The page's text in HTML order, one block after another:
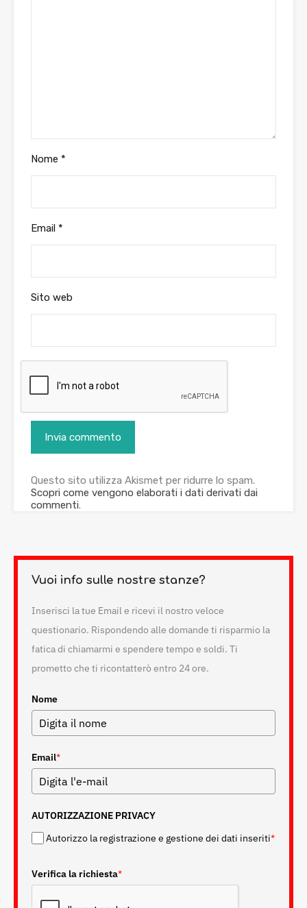
Nome *
Email *
Sito web
Questo sito utilizza Akismet per ridurre lo spam.
Scopri come vengono elaborati i dati derivati dai
commenti.
Vuoi info sulle nostre stanze?
Inserisci la tue Email e ricevi il nostro veloce
questionario. Rispondendo alle domande ti risparmio la
fatica di chiamarmi e spendere tempo e soldi. Ti
prometto che ti ricontatterò entro 24 ore.
Nome
Email*
AUTORIZZAZIONE PRIVACY
Autorizzo la registrazione e gestione dei dati inseriti*
Verifica la richiesta*